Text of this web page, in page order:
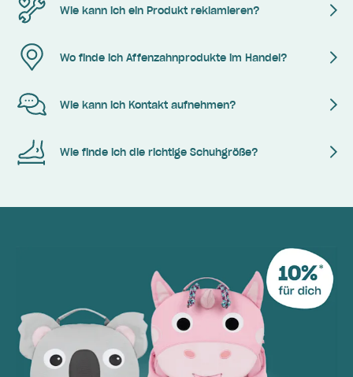
Wie kann ich ein Produkt reklamieren?
Wo finde ich Affenzahnprodukte im Handel?
Wie kann ich Kontakt aufnehmen?
Wie finde ich die richtige Schuhgröße?